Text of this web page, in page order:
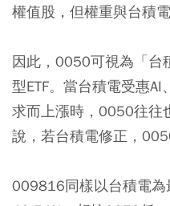
權值股，但權重與台積
因此，0050可視為「台
型ETF。當台積電受惠
求而上漲時，0050往往
說，若台積電修正，
009816同樣以台積電為